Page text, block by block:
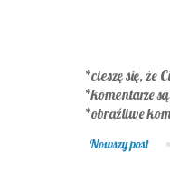
*cieszę się, że
*komentarze
*obraźliwe
Nowszy post